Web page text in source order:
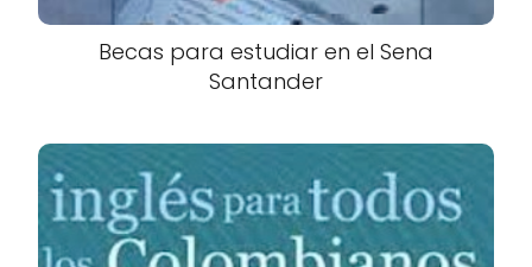
Becas para estudiar en el Sena
Santander